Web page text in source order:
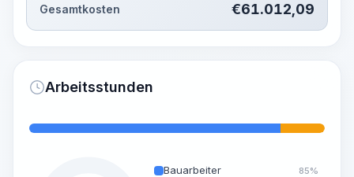
Gesamtkosten €61.012,09
Arbeitsstunden
Bauarbeiter 85%